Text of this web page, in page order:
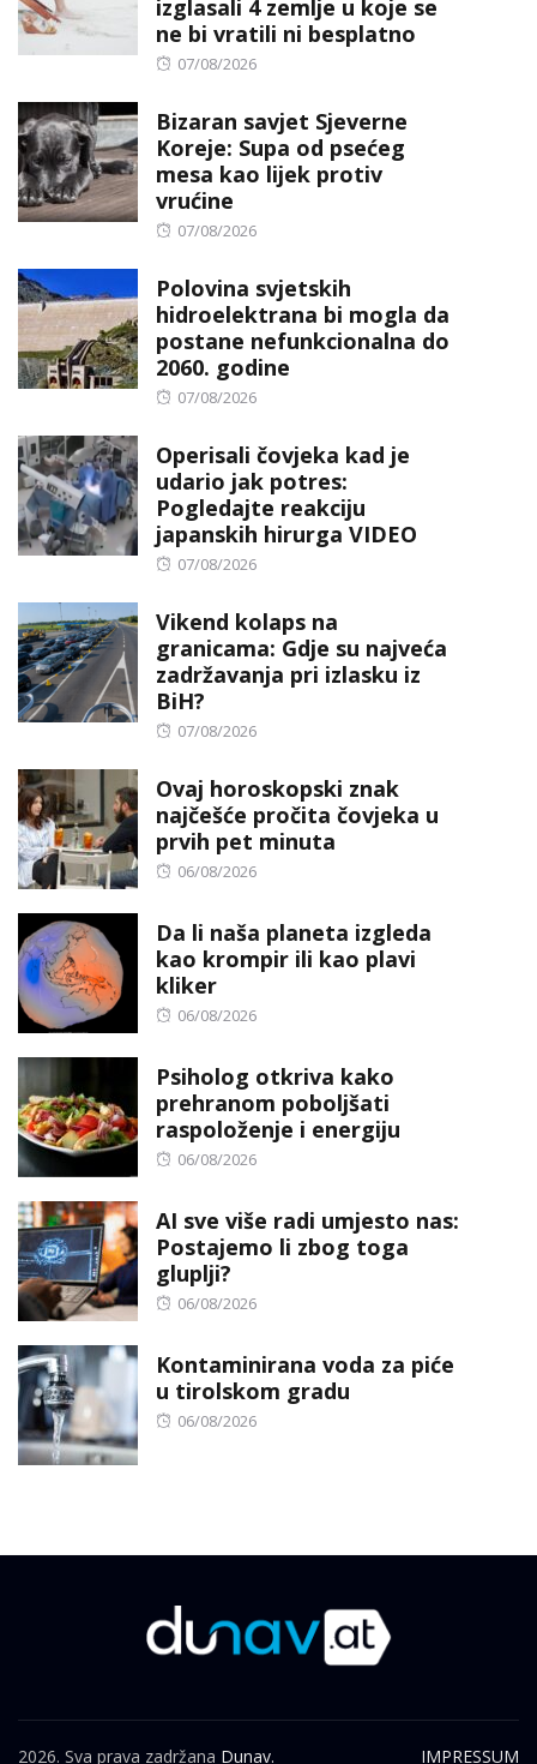
izglasali 4 zemlje u koje se
ne bi vratili ni besplatno
Posted
07/08/2026
Bizaran savjet Sjeverne
Koreje: Supa od psećeg
mesa kao lijek protiv
vrućine
Posted
07/08/2026
Polovina svjetskih
hidroelektrana bi mogla da
postane nefunkcionalna do
2060. godine
Posted
07/08/2026
Operisali čovjeka kad je
udario jak potres:
Pogledajte reakciju
japanskih hirurga VIDEO
Posted
07/08/2026
Vikend kolaps na
granicama: Gdje su najveća
zadržavanja pri izlasku iz
BiH?
Posted
07/08/2026
Ovaj horoskopski znak
najčešće pročita čovjeka u
prvih pet minuta
Posted
06/08/2026
Da li naša planeta izgleda
kao krompir ili kao plavi
kliker
Posted
06/08/2026
Psiholog otkriva kako
prehranom poboljšati
raspoloženje i energiju
Posted
06/08/2026
AI sve više radi umjesto nas:
Postajemo li zbog toga
gluplji?
Posted
06/08/2026
Kontaminirana voda za piće
u tirolskom gradu
Posted
06/08/2026
2026. Sva prava zadržana Dunav. IMPRESSUM